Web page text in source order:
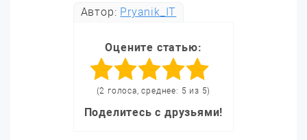
Автор: Pryanik_IT
Оцените статью:
(2 голоса, среднее: 5 из 5)
Поделитесь с друзьями!